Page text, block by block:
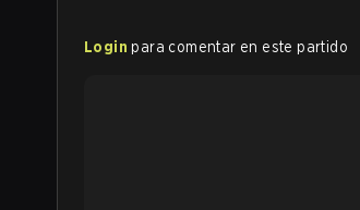
Login para comentar en este partido